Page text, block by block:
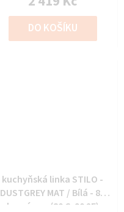
DO KOŠÍKU
kuchyňská linka STILO -
DUSTGREY MAT / Bílá - 80
horní vys. (80 G-90 2F)